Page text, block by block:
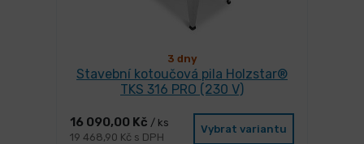
3 dny
Stavební kotoučová pila Holzstar®
TKS 316 PRO (230 V)
16 090,00 Kč / ks
19 468,90 Kč s DPH
Vybrat variantu